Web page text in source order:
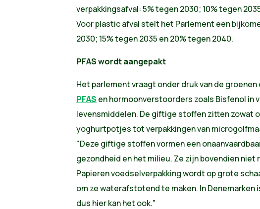
verpakkingsafval: 5% tegen 2030; 10% tegen
Voor plastic afval stelt het Parlement een
2030; 15% tegen 2035 en 20% tegen 2040.
PFAS wordt aangepakt
Het parlement vraagt onder druk van de groenen
PFAS en hormoonverstoorders zoals Bisfenol in
levensmiddelen. De giftige stoffen zitten zowat
yoghurtpotjes tot verpakkingen van
"Deze giftige stoffen vormen een
gezondheid en het milieu. Ze zijn bovendien niet
Papieren voedselverpakking wordt op grote
om ze waterafstotend te maken. In Denemarken
dus hier kan het ook."